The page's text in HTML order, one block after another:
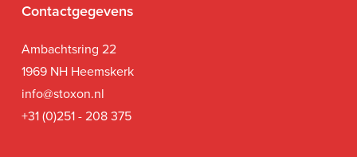
Contactgegevens
Ambachtsring 22
1969 NH Heemskerk
info@stoxon.nl
+31 (0)251 - 208 375